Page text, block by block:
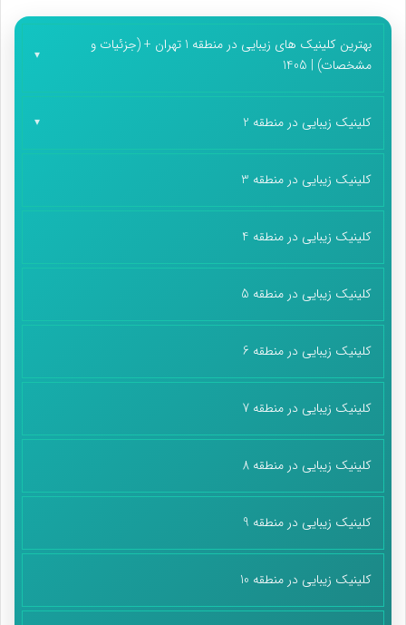
بهترین کلینیک های زیبایی در منطقه 1 تهران + (جزئیات و
مشخصات) | 1405
کلینیک زیبایی در منطقه 2
کلینیک زیبایی در منطقه 3
کلینیک زیبایی در منطقه 4
کلینیک زیبایی در منطقه 5
کلینیک زیبایی در منطقه 6
کلینیک زیبایی در منطقه 7
کلینیک زیبایی در منطقه 8
کلینیک زیبایی در منطقه 9
کلینیک زیبایی در منطقه 10